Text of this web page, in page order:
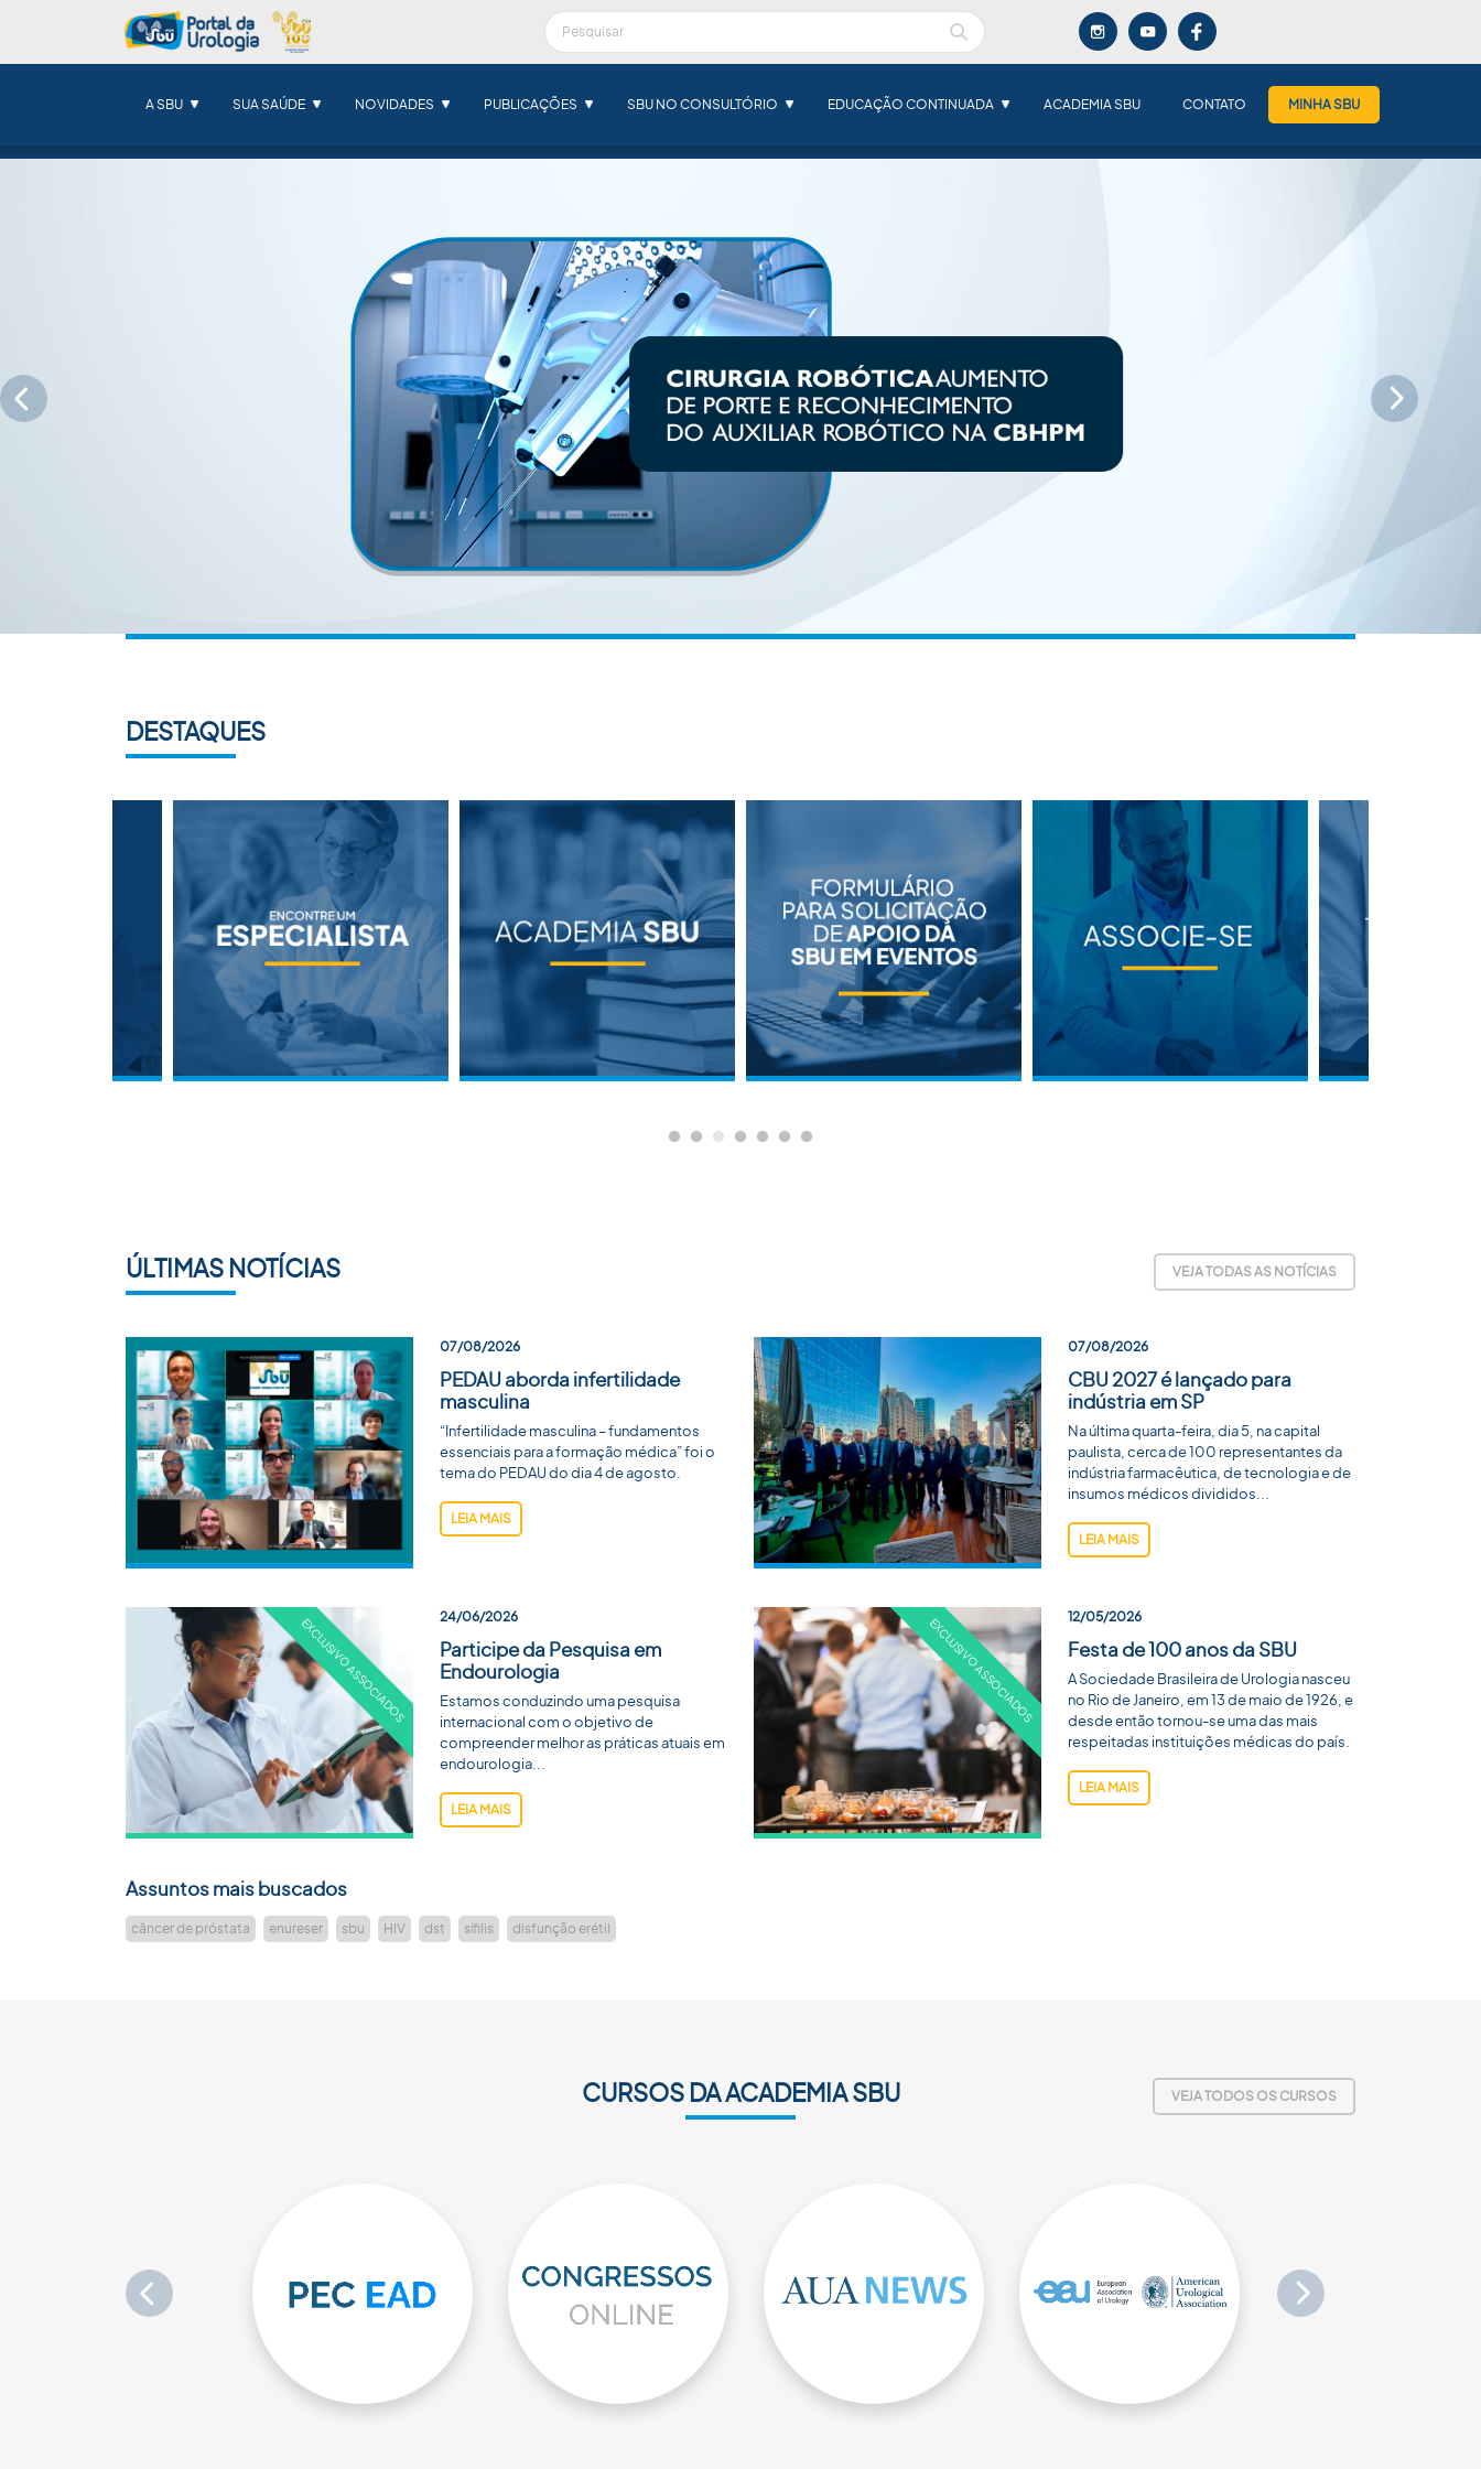
A SBU SUA SAÚDE NOVIDADES PUBLICAÇÕES SBU NO CONSULTÓRIO EDUCAÇÃO CONTINUADA ACADEMIA SBU CONTATO MINHA SBU
DESTAQUES
ÚLTIMAS NOTÍCIAS VEJA TODAS AS NOTÍCIAS
07/08/2026
PEDAU aborda infertilidade
masculina
“Infertilidade masculina – fundamentos
essenciais para a formação médica” foi o
tema do PEDAU do dia 4 de agosto.
LEIA MAIS
07/08/2026
CBU 2027 é lançado para
indústria em SP
Na última quarta-feira, dia 5, na capital
paulista, cerca de 100 representantes da
indústria farmacêutica, de tecnologia e de
insumos médicos divididos...
LEIA MAIS
24/06/2026
Participe da Pesquisa em
Endourologia
Estamos conduzindo uma pesquisa
internacional com o objetivo de
compreender melhor as práticas atuais em
endourologia...
LEIA MAIS
12/05/2026
Festa de 100 anos da SBU
A Sociedade Brasileira de Urologia nasceu
no Rio de Janeiro, em 13 de maio de 1926, e
desde então tornou-se uma das mais
respeitadas instituições médicas do país.
LEIA MAIS
Assuntos mais buscados
câncer de próstata enureser sbu HIV dst sífilis disfunção erétil
CURSOS DA ACADEMIA SBU VEJA TODOS OS CURSOS